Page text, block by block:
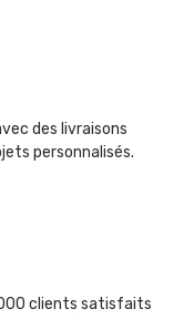
des livraisons
personnalisés.
clients satisfaits